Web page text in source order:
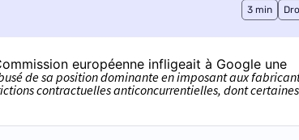
3 min
européenne infligeait à Google une
de sa position dominante en imposant aux
contractuelles anticoncurrentielles, dont certaines